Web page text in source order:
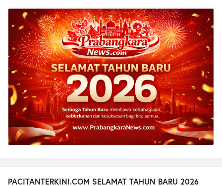
PACITANTERKINI.COM SELAMAT TAHUN BARU 2026